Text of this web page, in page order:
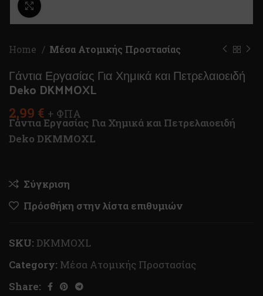
Home Μέσα Ατομικής Προστασίας
Γάντια Εργασίας Για Χημικά και Πετρελαιοειδή
Deko DKMMOXL
2,99 € + ΦΠΑ
Γάντια Εργασίας Για Χημικά και Πετρελαιοειδή
Deko DKMMOXL
Σύγκριση
Πρόσθήκη στην λίστα επιθυμιών
SKU: DKMMOXL
Category: Μέσα Ατομικής Προστασίας
Share: